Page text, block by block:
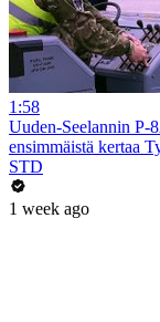
1:58
Uuden-Seelannin P-
ensimmäistä kertaa
STD
1 week ago